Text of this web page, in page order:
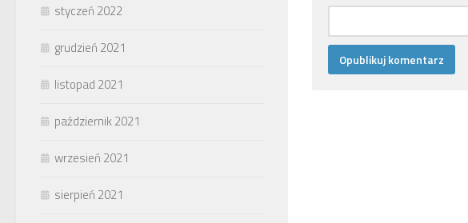
styczeń 2022
grudzień 2021
listopad 2021
październik 2021
wrzesień 2021
sierpień 2021